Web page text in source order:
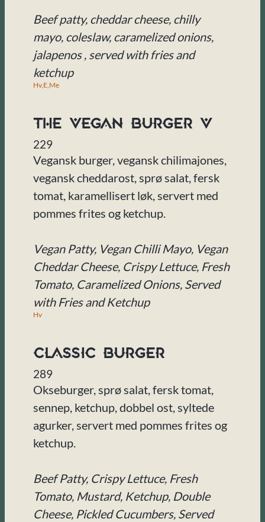
Beef patty, cheddar cheese, chilly
mayo, coleslaw, caramelized onions,
jalapenos , served with fries and
ketchup
Hv,E,Me
The Vegan Burger V
229
Vegansk burger, vegansk chilimajones,
vegansk cheddarost, sprø salat, fersk
tomat, karamellisert løk, servert med
pommes frites og ketchup.
Vegan Patty, Vegan Chilli Mayo, Vegan
Cheddar Cheese, Crispy Lettuce, Fresh
Tomato, Caramelized Onions, Served
with Fries and Ketchup
Hv
Classic Burger
289
Okseburger, sprø salat, fersk tomat,
sennep, ketchup, dobbel ost, syltede
agurker, servert med pommes frites og
ketchup.
Beef Patty, Crispy Lettuce, Fresh
Tomato, Mustard, Ketchup, Double
Cheese, Pickled Cucumbers, Served